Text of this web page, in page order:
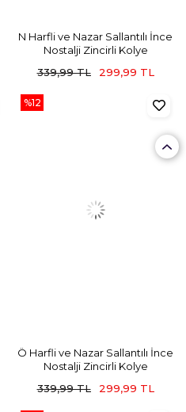
N Harfli ve Nazar Sallantılı İnce
Nostalji Zincirli Kolye
339,99 TL
299,99 TL
Ö Harfli ve Nazar Sallantılı İnce
Nostalji Zincirli Kolye
339,99 TL
299,99 TL
%12